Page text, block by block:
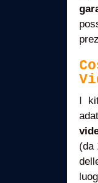
I
(da